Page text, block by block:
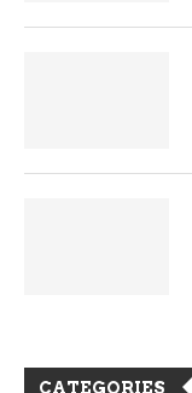
CATEGORIES